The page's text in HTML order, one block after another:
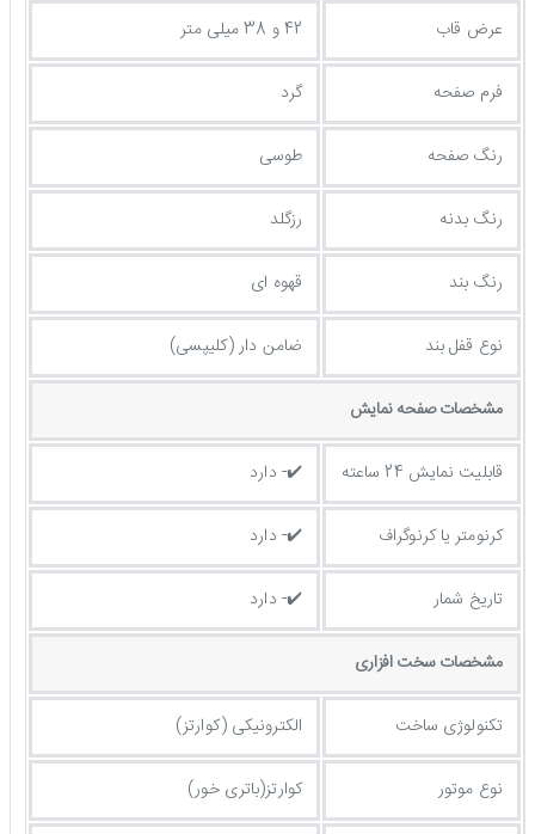
عرض قاب 42 و 38 میلی متر
فرم صفحه گرد
رنگ صفحه طوسی
رنگ بدنه رزگلد
رنگ بند قهوه ای
نوع قفل بند ضامن دار (کلیپسی)
مشخصات صفحه نمايش
قابلیت نمایش 24 ساعته ✔️- دارد
کرنومتر یا کرنوگراف ✔️- دارد
تاریخ شمار ✔️- دارد
مشخصات سخت افزاری
تکنولوژی ساخت الکترونیکی (کوارتز)
نوع موتور کوارتز(باتری خور)